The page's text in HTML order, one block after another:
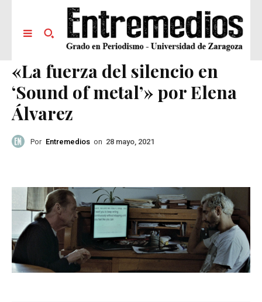
«La fuerza del silencio en
‘Sound of metal’» por Elena
Álvarez
Por Entremedios on 28 mayo, 2021